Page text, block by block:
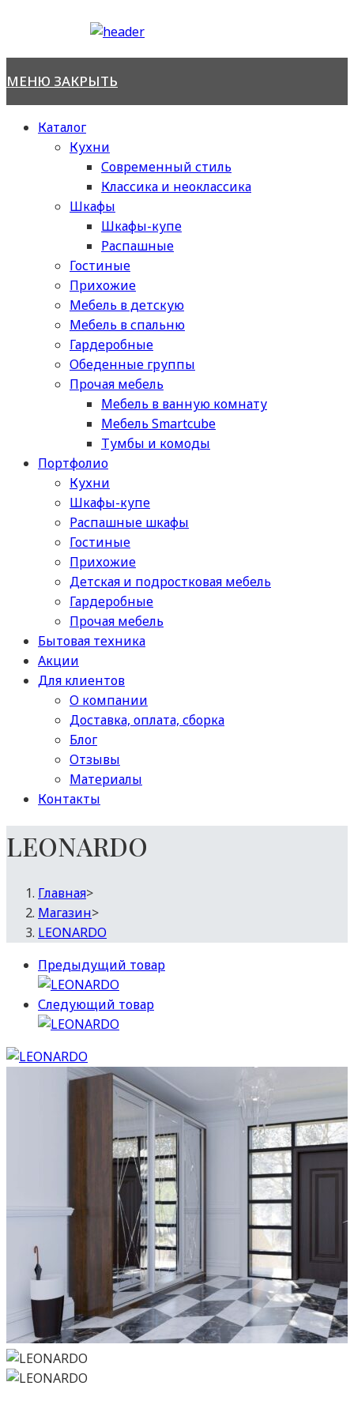
МЕНЮ ЗАКРЫТЬ
Каталог
Кухни
Современный стиль
Классика и неоклассика
Шкафы
Шкафы-купе
Распашные
Гостиные
Прихожие
Мебель в детскую
Мебель в спальню
Гардеробные
Обеденные группы
Прочая мебель
Мебель в ванную комнату
Мебель Smartcube
Тумбы и комоды
Портфолио
Кухни
Шкафы-купе
Распашные шкафы
Гостиные
Прихожие
Детская и подростковая мебель
Гардеробные
Прочая мебель
Бытовая техника
Акции
Для клиентов
О компании
Доставка, оплата, сборка
Блог
Отзывы
Материалы
Контакты
LEONARDO
Главная>
Магазин>
LEONARDO
Предыдущий товар
Следующий товар